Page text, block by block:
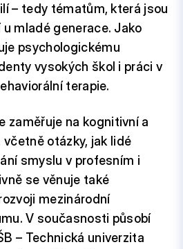
– tedy tématům, která jsou
mladé generace. Jako
psychologickému
vysokých škol i práci v
terapie.
zaměřuje na kognitivní a
otázky, jak lidé
smyslu v profesním i
se věnuje také
mezinárodní
V současnosti působí
– Technická univerzita